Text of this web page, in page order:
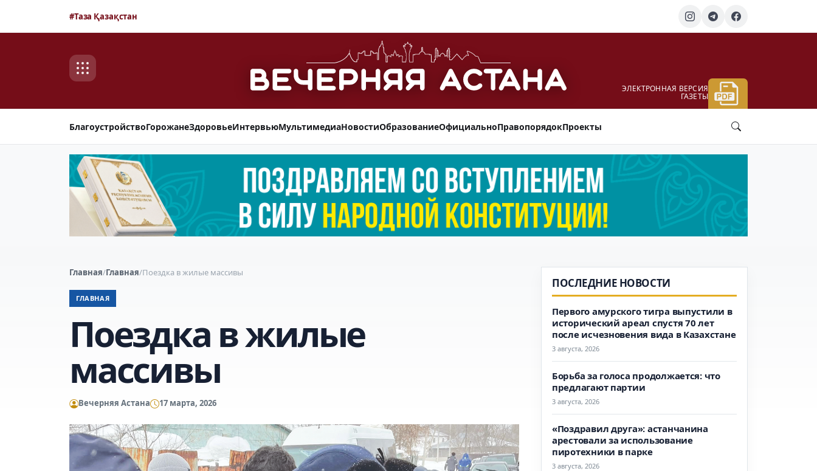
#Таза Қазақстан
ЭЛЕКТРОННАЯ ВЕРСИЯ
ГАЗЕТЫ
БлагоустройствоГорожанеЗдоровьеИнтервьюМультимедиаНовостиОбразованиеОфициальноПравопорядокПроекты
Главная/Главная/Поездка в жилые массивы
ГЛАВНАЯ
Поездка в жилые
массивы
Вечерняя Астана 17 марта, 2026
ПОСЛЕДНИЕ НОВОСТИ
Первого амурского тигра выпустили в
исторический ареал спустя 70 лет
после исчезновения вида в Казахстане
3 августа, 2026
Борьба за голоса продолжается: что
предлагают партии
3 августа, 2026
«Поздравил друга»: астанчанина
арестовали за использование
пиротехники в парке
3 августа, 2026